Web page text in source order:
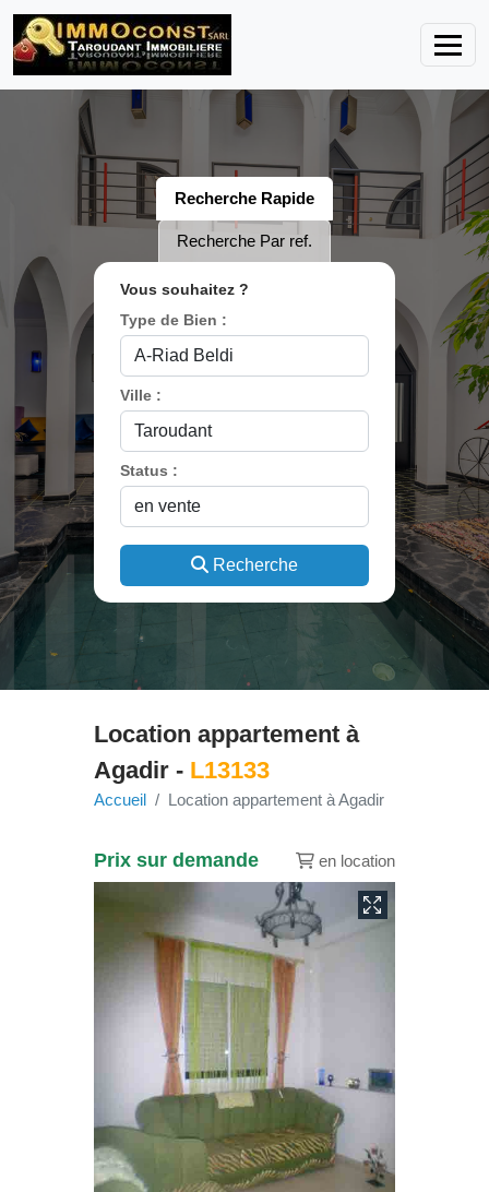
Recherche Rapide
Recherche Par ref.
Vous souhaitez ?
Type de Bien :
Ville :
Status :
Recherche
Location appartement à
Agadir - L13133
Accueil Location appartement à Agadir
Prix sur demande en location